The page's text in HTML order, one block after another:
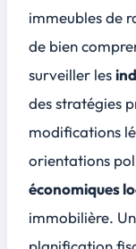
immeubles de
de bien
surveiller les
desstratégies
modifications
orientations
économiques
immobilière.